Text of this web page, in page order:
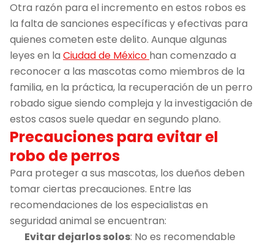
Otra razón para el incremento en estos robos es
la falta de sanciones específicas y efectivas para
quienes cometen este delito. Aunque algunas
leyes en la Ciudad de México han comenzado a
reconocer a las mascotas como miembros de la
familia, en la práctica, la recuperación de un perro
robado sigue siendo compleja y la investigación de
estos casos suele quedar en segundo plano.
Precauciones para evitar el
robo de perros
Para proteger a sus mascotas, los dueños deben
tomar ciertas precauciones. Entre las
recomendaciones de los especialistas en
seguridad animal se encuentran:
Evitar dejarlos solos: No es recomendable